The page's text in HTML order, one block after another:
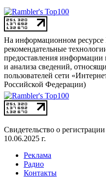
На информационном
рекомендательные
предоставления информации
и анализа сведений,
пользователей сети
Российской Федерации)
Свидетельство о
10.06.2025 г.
Реклама
Радио
Контакты